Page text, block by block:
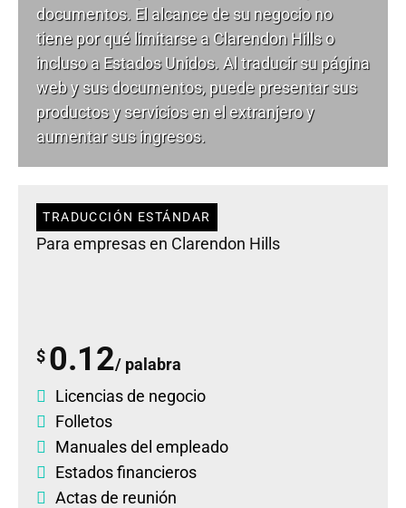
documentos. El alcance de su negocio no
tiene por qué limitarse a Clarendon Hills o
incluso a Estados Unidos. Al traducir su página
web y sus documentos, puede presentar sus
productos y servicios en el extranjero y
aumentar sus ingresos.
TRADUCCIÓN ESTÁNDAR
Para empresas en Clarendon Hills
$ 0.12/ palabra
Licencias de negocio
Folletos
Manuales del empleado
Estados financieros
Actas de reunión